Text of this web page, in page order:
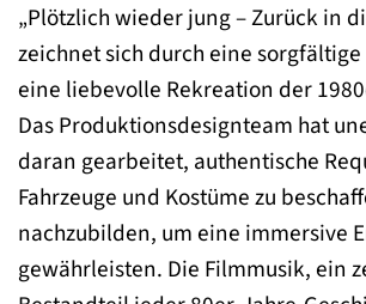
„Plötzlich wieder jung – Zurück in
zeichnet sich durch eine sorgfältige
eine liebevolle Rekreation der
Das Produktionsdesignteam hat
daran gearbeitet, authentische
Fahrzeuge und Kostüme zu
nachzubilden, um eine immersive
gewährleisten. Die Filmmusik, ein